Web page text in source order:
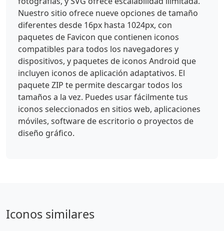
Nuestro sitio ofrece nueve opciones de tamaño
diferentes desde 16px hasta 1024px, con
paquetes de Favicon que contienen iconos
compatibles para todos los navegadores y
dispositivos, y paquetes de iconos Android que
incluyen iconos de aplicación adaptativos. El
paquete ZIP te permite descargar todos los
tamaños a la vez. Puedes usar fácilmente tus
iconos seleccionados en sitios web, aplicaciones
móviles, software de escritorio o proyectos de
diseño gráfico.
Iconos similares